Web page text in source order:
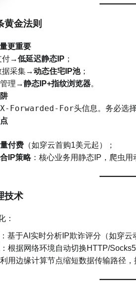
黄金法则​
更重要​
付→​​低延迟静态IP​ ​；
据采集→​​动态住宅IP池​​；
理→​​静态IP+指纹浏览器​​。
X-Forwarded-For头信息。务必选
付费​ ​（如穿云首购1美元起）；
IP策略​：核心业务用静态IP，爬虫用
技术​
：
：基于AI实时分析IP欺诈评分（如穿云
：根据网络环境自动切换HTTP/Socks5
用边缘计算节点缩短数据传输路径，